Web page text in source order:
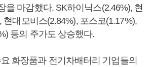
을 마감했다. SK하이닉스(2.46%), 현
현대모비스(2.84%), 포스코(1.17%),
등의 주가도 상승했다.
화장품과 전기차배터리 기업들의